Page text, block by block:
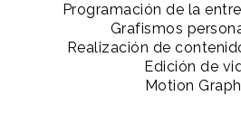
Programación de la
Grafismos
Realización de
Edición de
Motion